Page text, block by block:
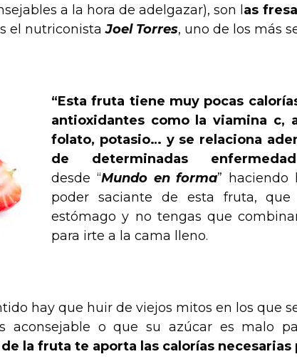
a la hora de adelgazar), son l as
el nutriconistaJoel Torres, uno de los más
“Esta fruta tiene muy pocas
antioxidantes como la viamina c,
folato, potasio… y se relaciona
de determinadas
desde “Mundo en forma” haciendo
poder saciante de esta fruta,
estómago y no tengas que
para irte a la cama lleno.
hay que huir de viejos mitos en los que
aconsejable o que su azúcar es malo
la fruta te aporta las calorías necesarias